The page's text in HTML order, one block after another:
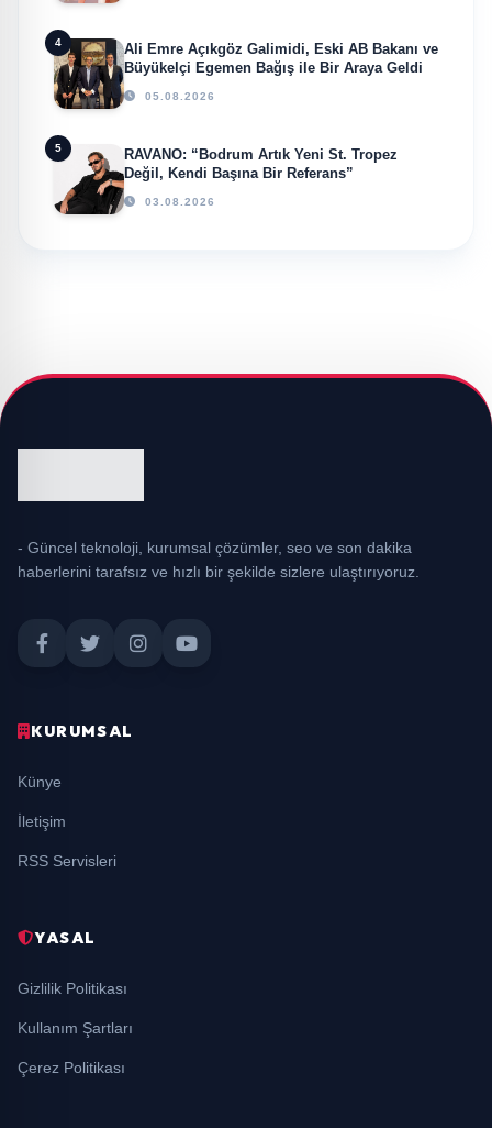
4
Ali Emre Açıkgöz Galimidi, Eski AB Bakanı ve
Büyükelçi Egemen Bağış ile Bir Araya Geldi
05.08.2026
5
RAVANO: “Bodrum Artık Yeni St. Tropez
Değil, Kendi Başına Bir Referans”
03.08.2026
- Güncel teknoloji, kurumsal çözümler, seo ve son dakika
haberlerini tarafsız ve hızlı bir şekilde sizlere ulaştırıyoruz.
KURUMSAL
Künye
İletişim
RSS Servisleri
YASAL
Gizlilik Politikası
Kullanım Şartları
Çerez Politikası